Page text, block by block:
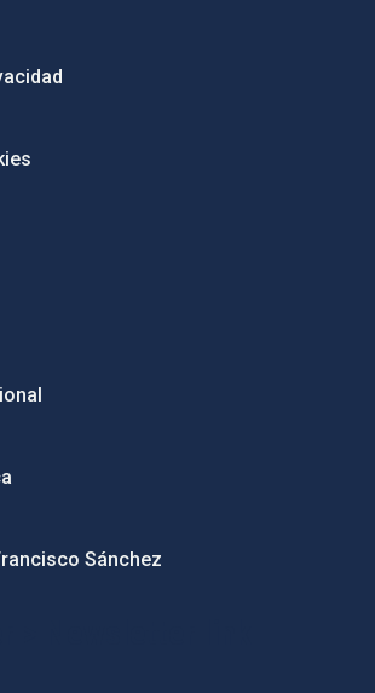
Sánchez